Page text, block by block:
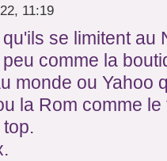
11:19
se limitent au
comme la
monde ou Yahoo
la Rom comme